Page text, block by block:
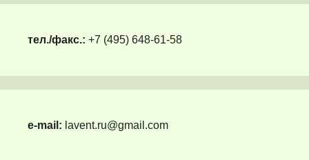
тел./факс.: +7 (495) 648-61-58
e-mail: lavent.ru@gmail.com